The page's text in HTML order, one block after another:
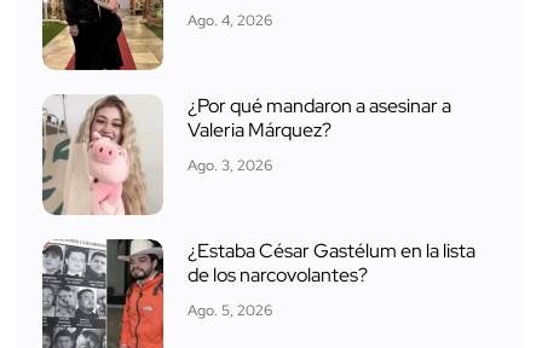
Ago. 4, 2026
¿Por qué mandaron a asesinar a
Valeria Márquez?
Ago. 3, 2026
¿Estaba César Gastélum en la lista
de los narcovolantes?
Ago. 5, 2026